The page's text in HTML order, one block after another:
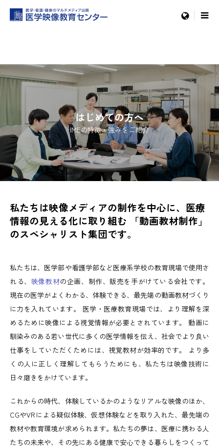
menu
はじめての方へ
IMEの特徴・強みをご紹介
私たちは映像メディアの制作を中心に、医療
情報の見える化に取り組む 「動画教材制作」
のスペシャリスト集団です。
私たちは、医学部や看護学部など医療系学校の教育現場で使用さ
れる、 映像教材の企画、制作、販売を手がけている会社です。
現在の医学がよくわかる、体験できる、最先端の動画教材づくり
に力を入れています。 医学・医療教育現場では、より理解を深
めるために映像による視覚情報が必要とされています。 動画に
馴染みのある若い世代に多くの医学情報を伝え、社会でより良い
仕事をしていただくためには、視覚教材が効率的です。 より多
くの人に正しく理解してもらうためにも、私たちは映像技術に
日々磨きをかけています。
これからの時代、体験しているかのようなリアルな映像のほか、
CGやVRによる疑似体験、仮想体験などを取り入れた、最先端の
教材や教育環境が求められます。私たちの夢は、医療に携わる人
たちの未来や、その先にある健康で安心できる暮らしをつくって